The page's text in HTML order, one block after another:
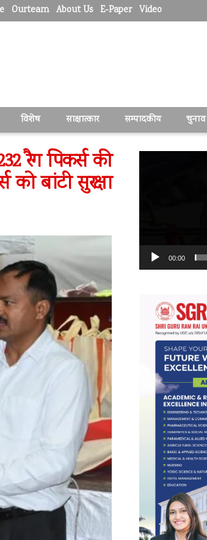
Ourteam About Us E-Paper Video
विशेष साक्षात्कार सम्पादकीय चुनाव
रैग पिकर्स की
बांटी सुरक्षा
00:00